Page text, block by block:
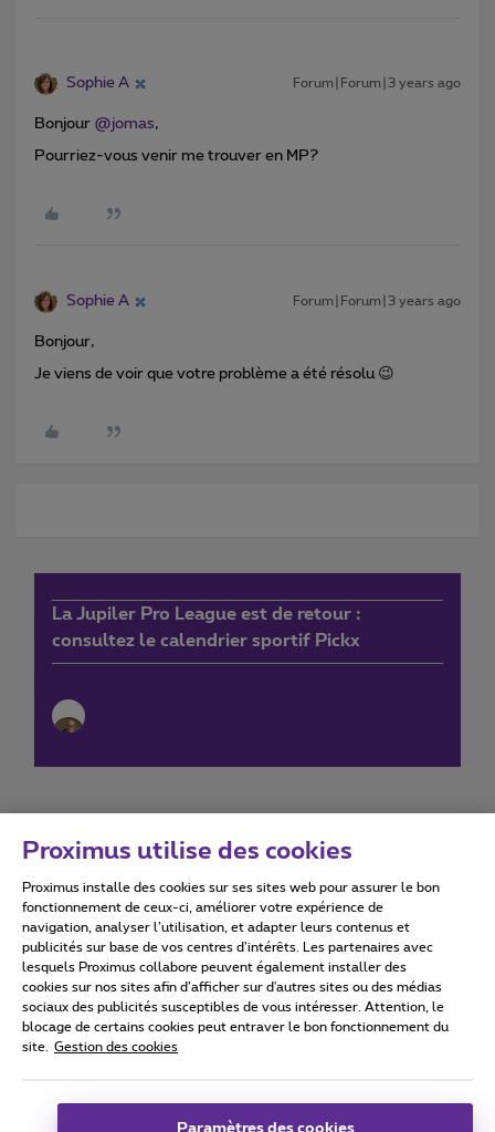
Sophie A Forum|Forum|3 years ago
Bonjour @jomas,
Pourriez-vous venir me trouver en MP?
Sophie A Forum|Forum|3 years ago
Bonjour,
Je viens de voir que votre problème a été résolu 😉
La Jupiler Pro League est de retour :
consultez le calendrier sportif Pickx
Conditions d'utilisation Accessibility statement
Tous droits réservés. © 2026 Proximus
Conditions générales, info consommateur
Coordonnées de l’entreprise
Proximus utilise des cookies
Proximus installe des cookies sur ses sites web pour assurer le bon
fonctionnement de ceux-ci, améliorer votre expérience de
navigation, analyser l’utilisation, et adapter leurs contenus et
publicités sur base de vos centres d’intérêts. Les partenaires avec
lesquels Proximus collabore peuvent également installer des
cookies sur nos sites afin d’afficher sur d'autres sites ou des médias
sociaux des publicités susceptibles de vous intéresser. Attention, le
blocage de certains cookies peut entraver le bon fonctionnement du
site.
Gestion des cookies
Paramètres des cookies